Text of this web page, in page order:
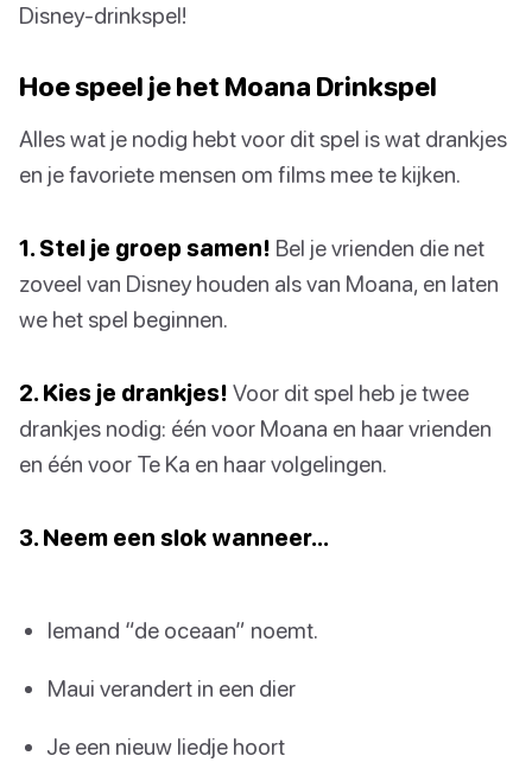
Disney-drinkspel!
Hoe speel je het Moana Drinkspel
Alles wat je nodig hebt voor dit spel is wat drankjes
en je favoriete mensen om films mee te kijken.
1. Stel je groep samen! Bel je vrienden die net
zoveel van Disney houden als van Moana, en laten
we het spel beginnen.
2. Kies je drankjes! Voor dit spel heb je twee
drankjes nodig: één voor Moana en haar vrienden
en één voor Te Ka en haar volgelingen.
3. Neem een slok wanneer…
Iemand “de oceaan” noemt.
Maui verandert in een dier
Je een nieuw liedje hoort